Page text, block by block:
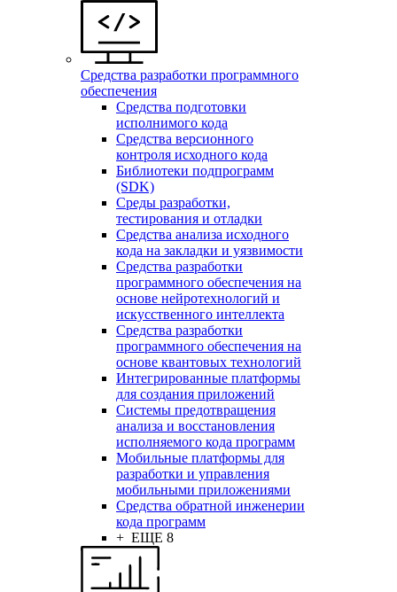
Средства разработки программного
обеспечения
Средства подготовки
исполнимого кода
Средства версионного
контроля исходного кода
Библиотеки подпрограмм
(SDK)
Среды разработки,
тестирования и отладки
Средства анализа исходного
кода на закладки и уязвимости
Средства разработки
программного обеспечения на
основе нейротехнологий и
искусственного интеллекта
Средства разработки
программного обеспечения на
основе квантовых технологий
Интегрированные платформы
для создания приложений
Системы предотвращения
анализа и восстановления
исполняемого кода программ
Мобильные платформы для
разработки и управления
мобильными приложениями
Средства обратной инженерии
кода программ
+ ЕЩЕ 8